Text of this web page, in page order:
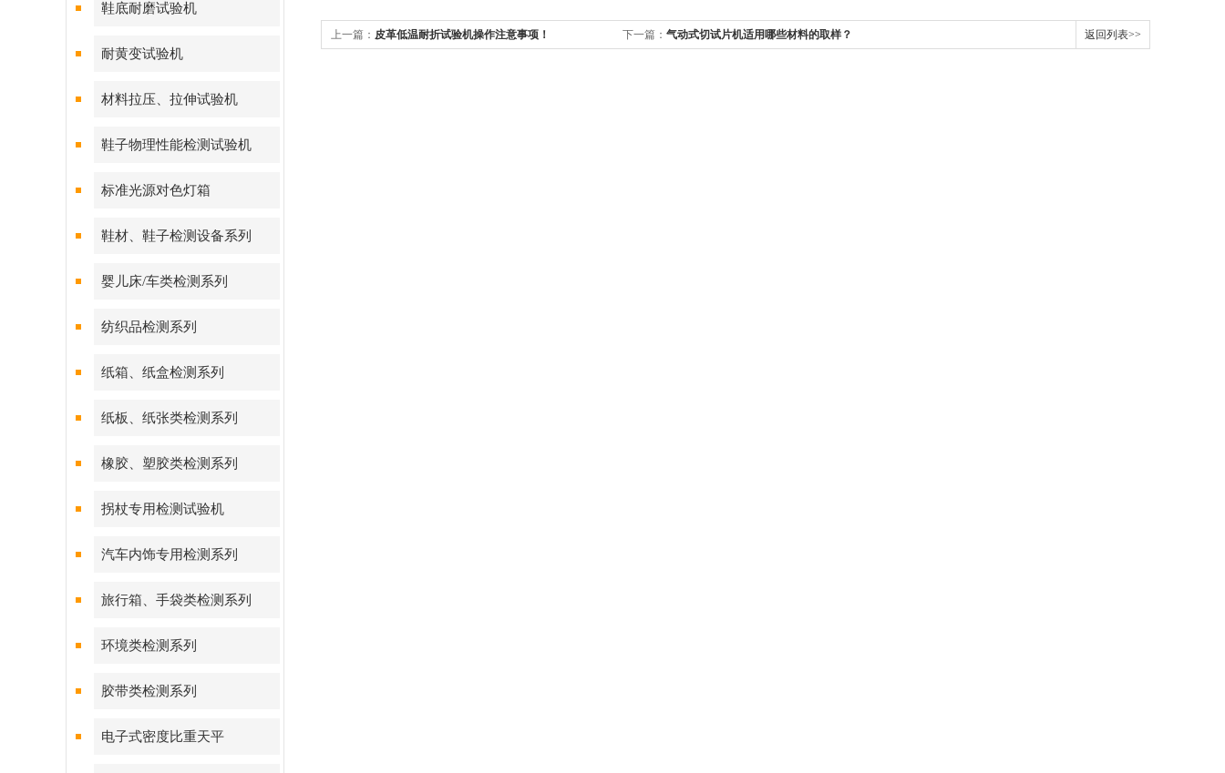
鞋底耐磨试验机
耐黄变试验机
材料拉压、拉伸试验机
鞋子物理性能检测试验机
标准光源对色灯箱
鞋材、鞋子检测设备系列
婴儿床/车类检测系列
纺织品检测系列
纸箱、纸盒检测系列
纸板、纸张类检测系列
橡胶、塑胶类检测系列
拐杖专用检测试验机
汽车内饰专用检测系列
旅行箱、手袋类检测系列
环境类检测系列
胶带类检测系列
电子式密度比重天平
上一篇： 皮革低温耐折试验机操作注意事项！ 下一篇： 气动式切试片机适用哪些材料的取样？ 返回列表>>